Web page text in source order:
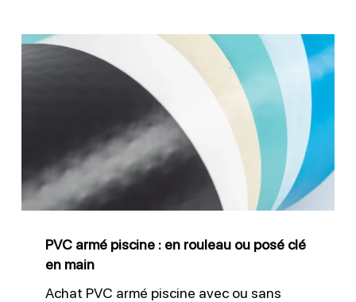
PVC
armé
rouleau
ou
PVC armé piscine : en rouleau ou posé clé
en main
Achat PVC armé piscine avec ou sans